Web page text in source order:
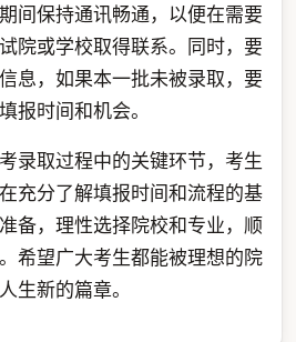
间保持通讯畅通，以便在需要
院或学校取得联系。同时，要
息，如果本一批未被录取，要
报时间和机会。
录取过程中的关键环节，考生
充分了解填报时间和流程的基
备，理性选择院校和专业，顺
希望广大考生都能被理想的院
生新的篇章。